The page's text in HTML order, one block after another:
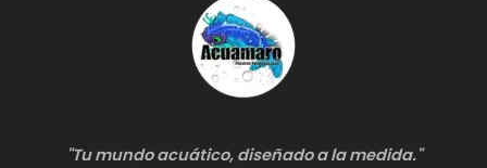
"Tu mundo acuático, diseñado a la medida."